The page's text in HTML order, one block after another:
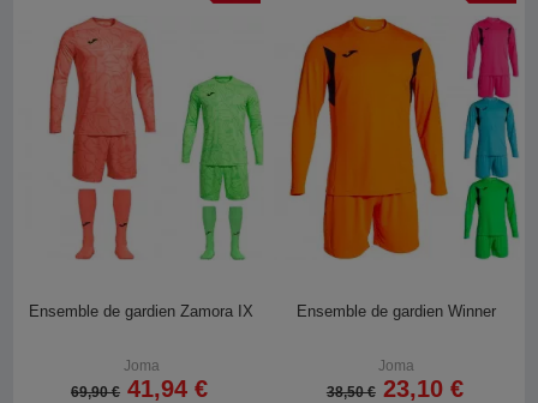
Ensemble de gardien Zamora IX
Joma
69,90 € 41,94 €
Ensemble de gardien Winner
Joma
38,50 € 23,10 €